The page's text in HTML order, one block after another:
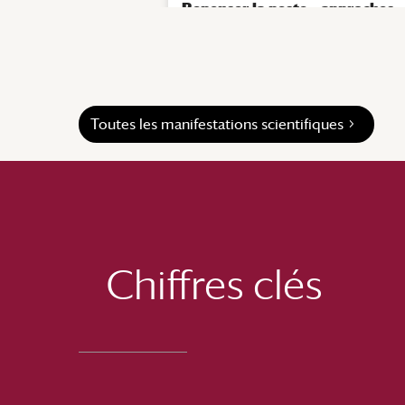
Repenser la peste – approches
Toutes les manifestations scientifiques
Chiffres clés